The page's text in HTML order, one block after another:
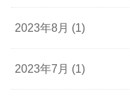
2023年8月 (1)
2023年7月 (1)